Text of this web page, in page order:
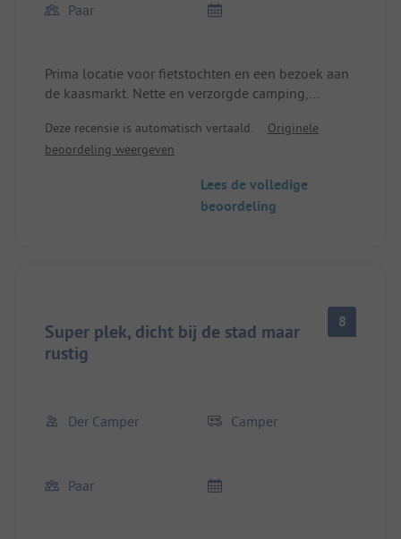
Paar
Prima locatie voor fietstochten en een bezoek aan
de kaasmarkt. Nette en verzorgde camping,
vervoer ter plaatse, er is een directe verbinding
naar de kaasmarkt. Het sanitair is zo goed als
zijn. Over het algemeen echter OK.
Deze recensie is automatisch vertaald.
Originele
beoordeling weergeven
Lees de volledige
beoordeling
Super plek, dicht bij de stad maar
rustig
8
Der Camper Camper
Paar